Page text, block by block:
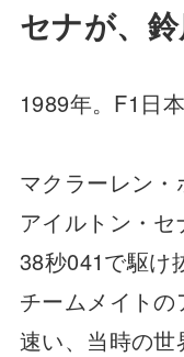
セナが、
1989年。F1日
マクラーレン
アイルトン・
38秒041で駆け
チームメイト
速い、当時の世